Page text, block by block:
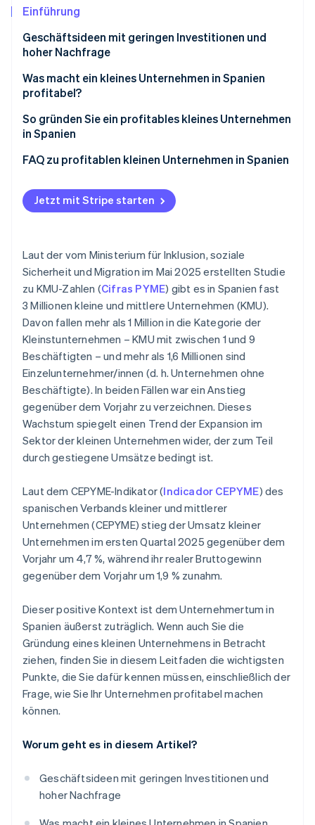
Start-up-Gründung
Climate
CO₂-Entnahme
Identity
Stripe-Sessions 2026
Erfahren Sie, wie Stripe Lösungen für die
Jetzt ansehen
Partner
Stripe App-Marktplatz
Einführung
Geschäftsideen mit geringen Investitionen und
hoher Nachfrage
E-Commerce
Unternehmen mit Ladengeschäften
Was macht ein kleines Unternehmen in Spanien
profitabel?
So gründen Sie ein profitables kleines Unternehmen
in Spanien
Definition Ihrer Idee
Gründung des Unternehmens
Validierung der Idee
Akzeptieren von Zahlungen
Förderung der Kundentreue
FAQ zu profitablen kleinen Unternehmen in Spanien
Gibt es Hilfen bei der Gründung eines kleinen
Unternehmens in Spanien?
Wie erkennen Sie, ob Sie bei der Auswahl der
Produkte, die Sie in Ihrem kleinen Unternehmen
verkaufen, einen Fehler gemacht haben?
Jetzt mit Stripe starten
Laut der vom Ministerium für Inklusion, soziale
Sicherheit und Migration im Mai 2025 erstellten Studie
zu KMU-Zahlen (Cifras PYME) gibt es in Spanien fast
3 Millionen kleine und mittlere Unternehmen (KMU).
Davon fallen mehr als 1 Million in die Kategorie der
Kleinstunternehmen – KMU mit zwischen 1 und 9
Beschäftigten – und mehr als 1,6 Millionen sind
Einzelunternehmer/innen (d. h. Unternehmen ohne
Beschäftigte). In beiden Fällen war ein Anstieg
gegenüber dem Vorjahr zu verzeichnen. Dieses
Wachstum spiegelt einen Trend der Expansion im
Sektor der kleinen Unternehmen wider, der zum Teil
durch gestiegene Umsätze bedingt ist.
Laut dem CEPYME-Indikator (Indicador CEPYME) des
spanischen Verbands kleiner und mittlerer
Unternehmen (CEPYME) stieg der Umsatz kleiner
Unternehmen im ersten Quartal 2025 gegenüber dem
Vorjahr um 4,7 %, während ihr realer Bruttogewinn
gegenüber dem Vorjahr um 1,9 % zunahm.
Dieser positive Kontext ist dem Unternehmertum in
Spanien äußerst zuträglich. Wenn auch Sie die
Gründung eines kleinen Unternehmens in Betracht
ziehen, finden Sie in diesem Leitfaden die wichtigsten
Punkte, die Sie dafür kennen müssen, einschließlich der
Frage, wie Sie Ihr Unternehmen profitabel machen
können.
Worum geht es in diesem Artikel?
Geschäftsideen mit geringen Investitionen und
hoher Nachfrage